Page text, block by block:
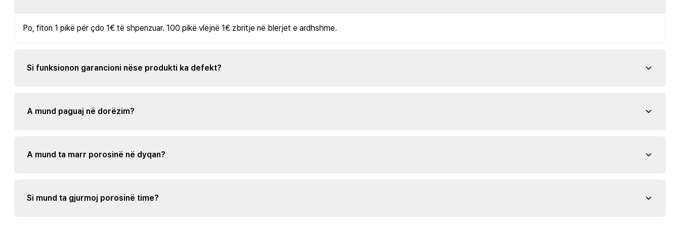
Po, fiton 1 pikë për çdo 1€ të shpenzuar. 100 pikë vlejnë 1€ zbritje në blerjet e ardhshme.
Si funksionon garancioni nëse produkti ka defekt?
A mund paguaj në dorëzim?
A mund ta marr porosinë në dyqan?
Si mund ta gjurmoj porosinë time?